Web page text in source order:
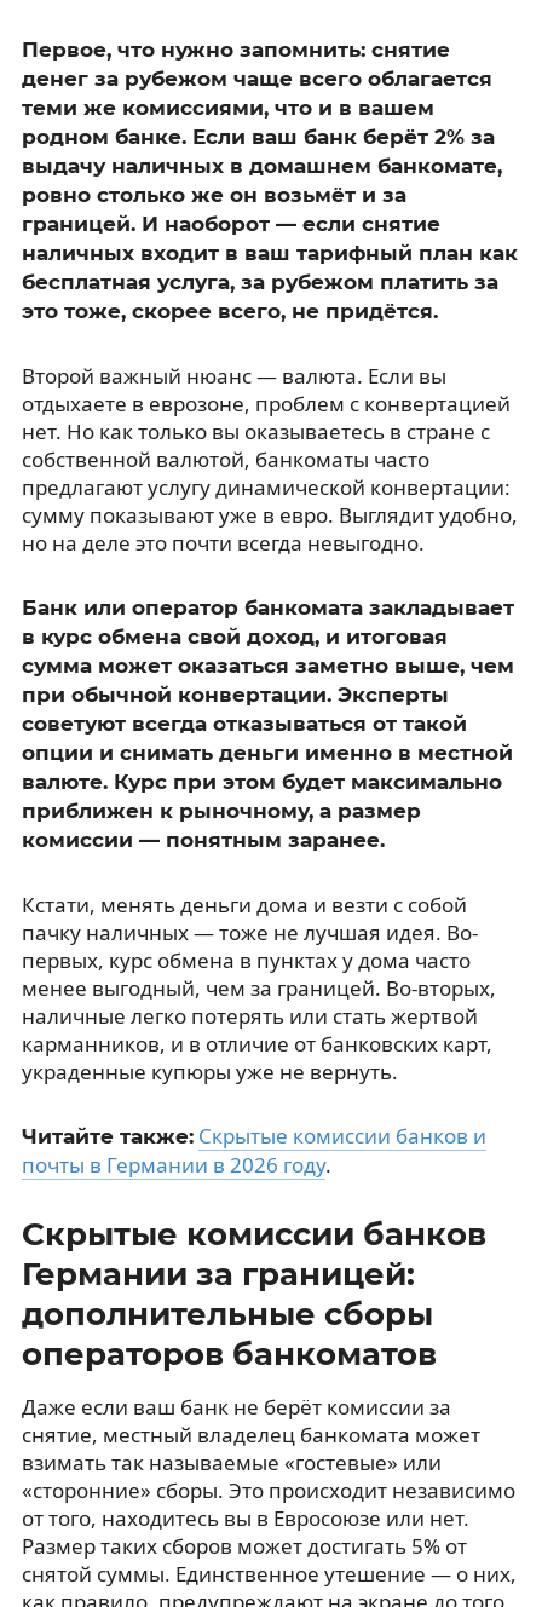
Первое, что нужно запомнить: снятие
денег за рубежом чаще всего облагается
теми же комиссиями, что и в вашем
родном банке. Если ваш банк берёт 2% за
выдачу наличных в домашнем банкомате,
ровно столько же он возьмёт и за
границей. И наоборот — если снятие
наличных входит в ваш тарифный план как
бесплатная услуга, за рубежом платить за
это тоже, скорее всего, не придётся.
Второй важный нюанс — валюта. Если вы
отдыхаете в еврозоне, проблем с конвертацией
нет. Но как только вы оказываетесь в стране с
собственной валютой, банкоматы часто
предлагают услугу динамической конвертации:
сумму показывают уже в евро. Выглядит удобно,
но на деле это почти всегда невыгодно.
Банк или оператор банкомата закладывает
в курс обмена свой доход, и итоговая
сумма может оказаться заметно выше, чем
при обычной конвертации. Эксперты
советуют всегда отказываться от такой
опции и снимать деньги именно в местной
валюте. Курс при этом будет максимально
приближен к рыночному, а размер
комиссии — понятным заранее.
Кстати, менять деньги дома и везти с собой
пачку наличных — тоже не лучшая идея. Во-
первых, курс обмена в пунктах у дома часто
менее выгодный, чем за границей. Во-вторых,
наличные легко потерять или стать жертвой
карманников, и в отличие от банковских карт,
украденные купюры уже не вернуть.
Читайте также: Скрытые комиссии банков и
почты в Германии в 2026 году.
Скрытые комиссии банков
Германии за границей:
дополнительные сборы
операторов банкоматов
Даже если ваш банк не берёт комиссии за
снятие, местный владелец банкомата может
взимать так называемые «гостевые» или
«сторонние» сборы. Это происходит независимо
от того, находитесь вы в Евросоюзе или нет.
Размер таких сборов может достигать 5% от
снятой суммы. Единственное утешение — о них,
как правило, предупреждают на экране до того,